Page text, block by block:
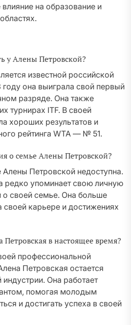
на образование и
у Алены Петровской?
известной российской
году она выиграла свой первый
разряде. Она также
турнирах ITF. В своей
хороших результатов и
рейтинга WTA — № 51.
о семье Алены Петровской?
Петровской недоступна.
редко упоминает свою личную
о своей семье. Она больше
своей карьере и достижениях
в настоящее время?
профессиональной
Петровская остается
индустрии. Она работает
помогая молодым
и достигать успеха в своей